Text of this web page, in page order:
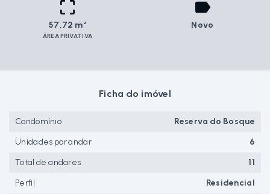
57,72 m²
ÁREA PRIVATIVA
Novo
Ficha do imóvel
Condomínio
Reserva do Bosque
Unidades por andar
6
Total de andares
11
Perfil
Residencial